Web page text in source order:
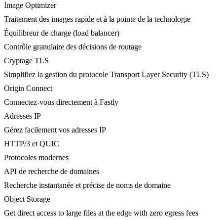
Image Optimizer
Traitement des images rapide et à la pointe de la technologie
Équilibreur de charge (load balancer)
Contrôle granulaire des décisions de routage
Cryptage TLS
Simplifiez la gestion du protocole Transport Layer Security (TLS)
Origin Connect
Connectez-vous directement à Fastly
Adresses IP
Gérez facilement vos adresses IP
HTTP/3 et QUIC
Protocoles modernes
API de recherche de domaines
Recherche instantanée et précise de noms de domaine
Object Storage
Get direct access to large files at the edge with zero egress fees